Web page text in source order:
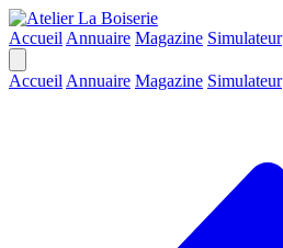
Accueil Annuaire Magazine Simulateur
Accueil Annuaire Magazine Simulateur